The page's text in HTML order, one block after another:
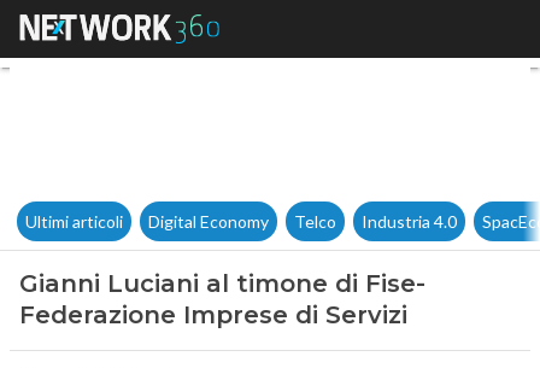
Gianni Luciani al timone di
Ultimi articoli Digital Economy Telco Industria 4.0
Gianni Luciani al timone di Fise-
Federazione Imprese di Servizi